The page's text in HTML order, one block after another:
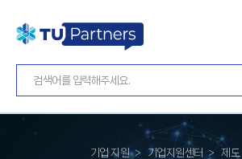
기업 지원 기업지원센터 제도